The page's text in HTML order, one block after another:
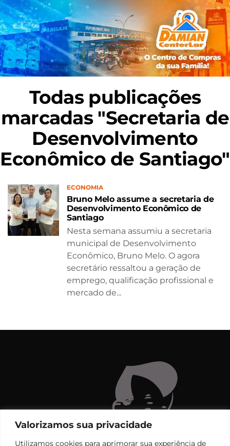
Valorizamos sua privacidade
Utilizamos cookies para aprimorar sua experiência de
Todas publicações
marcadas "Secretaria de
Desenvolvimento
Econômico de Santiago"
ECONOMIA
Bruno Melo assume a secretaria de
Desenvolvimento Econômico de
Santiago
Nesta semana assumiu a secretaria
municipal de Desenvolvimento
Econômico, Bruno Melo. O agora
secretário ressaltou a geração de
emprego, qualificação profissional e
mercado de...